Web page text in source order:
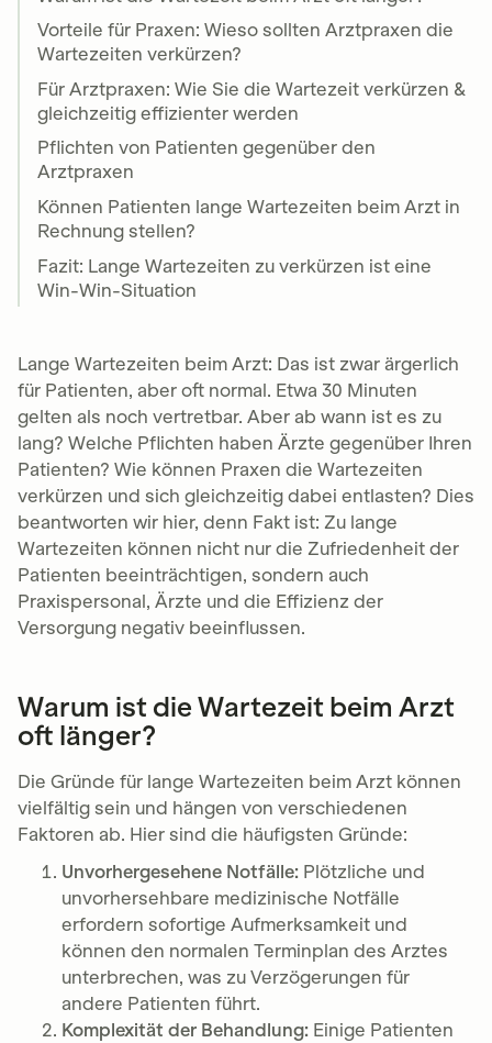
Alle relevanten Unterlagen mitbringen
Bei längeren Wartezeiten höflich
nachfragen
Notfall oder Dringlichkeit bei der
Terminvereinbarung angeben
Aus Praxissicht:
Effiziente Terminplanung und Verwaltung
Klare Kommunikation mit Patienten über
Wartezeiten
Einführung von digitalen Tools
dringenden Fällen
Einrichtung einer Warteliste für kurzfristig
freigewordene Termine
Regelmäßige Überprüfung und
Optimierung der Praxisabläufe
Vorteile für Praxen: Wieso sollten Arztpraxen die
Wartezeiten verkürzen?
Für Arztpraxen: Wie Sie die Wartezeit verkürzen &
gleichzeitig effizienter werden
Pflichten von Patienten gegenüber den
Arztpraxen
Können Patienten lange Wartezeiten beim Arzt in
Rechnung stellen?
Fazit: Lange Wartezeiten zu verkürzen ist eine
Win-Win-Situation
Lange Wartezeiten beim Arzt: Das ist zwar ärgerlich
für Patienten, aber oft normal. Etwa 30 Minuten
gelten als noch vertretbar. Aber ab wann ist es zu
lang? Welche Pflichten haben Ärzte gegenüber Ihren
Patienten? Wie können Praxen die Wartezeiten
verkürzen und sich gleichzeitig dabei entlasten? Dies
beantworten wir hier, denn Fakt ist: Zu lange
Wartezeiten können nicht nur die Zufriedenheit der
Patienten beeinträchtigen, sondern auch
Praxispersonal, Ärzte und die Effizienz der
Versorgung negativ beeinflussen.
Warum ist die Wartezeit beim Arzt
oft länger?
Die Gründe für lange Wartezeiten beim Arzt können
vielfältig sein und hängen von verschiedenen
Faktoren ab. Hier sind die häufigsten Gründe:
Unvorhergesehene Notfälle: Plötzliche und
unvorhersehbare medizinische Notfälle
erfordern sofortige Aufmerksamkeit und
können den normalen Terminplan des Arztes
unterbrechen, was zu Verzögerungen für
andere Patienten führt.
Komplexität der Behandlung: Einige Patienten